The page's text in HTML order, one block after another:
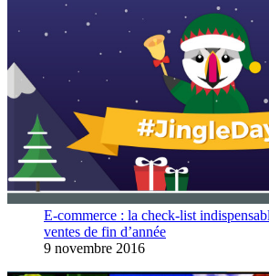
E-commerce : la check-list
ventes de fin d’année
9 novembre 2016